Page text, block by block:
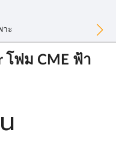
าะ
โฟม CME ฟ้า